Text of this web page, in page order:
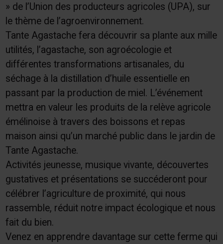
» de l’Union des producteurs agricoles (UPA), sur
le thème de l’agroenvironnement.
Tante Agastache fera découvrir sa plante aux mille
utilités, l’agastache, son agroécologie et
différentes transformations artisanales, du
séchage à la distillation d’huile essentielle en
passant par la production de miel. L’événement
mettra en valeur les produits de la relève agricole
émélinoise à travers des boissons et repas
maison ainsi qu’un marché public dans le jardin de
Tante Agastache.
Activités jeunesse, musique vivante, découvertes
gustatives et présentations se succéderont pour
célébrer l’agriculture de proximité, qui nous
rassemble, réduit notre impact écologique et nous
fait du bien.
Venez en apprendre davantage sur cette ferme qui